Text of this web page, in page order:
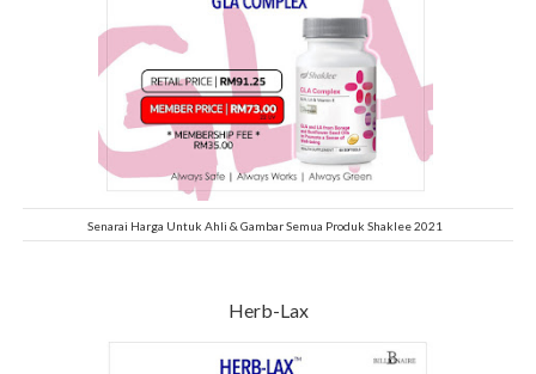
Senarai Harga Untuk Ahli & Gambar Semua Produk Shaklee 2021
Herb-Lax